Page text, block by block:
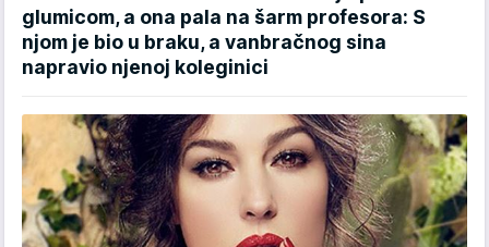
glumicom, a ona pala na šarm profesora: S
njom je bio u braku, a vanbračnog sina
napravio njenoj koleginici